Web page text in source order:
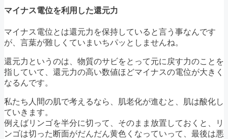
マイナス電位を利用した還元力
マイナス電位とは還元力を保持していると言う事なんです
が、言葉が難しくていまいちパッとしませんね。
還元力というのは、物質のサビをとって元に戻す力のことを
指していて、還元力の高い数値ほどマイナスの電位が大きく
なるんです。
私たち人間の肌で考えるなら、肌老化が進むと、肌は酸化し
ていきます。
例えばリンゴを半分に切って、そのまま放置しておくと、リ
ンゴは切った断面がだんだん黄色くなっていって、最後は悪